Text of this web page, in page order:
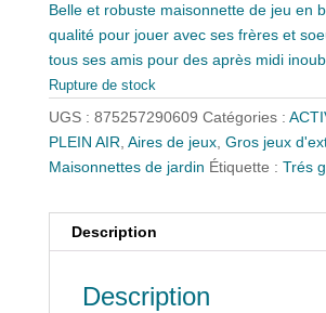
Belle et robuste maisonnette de jeu en
qualité pour jouer avec ses frères et
tous ses amis pour des après midi
Rupture de stock
UGS : 875257290609 Catégories :
PLEIN AIR Aires de jeux, Gros jeux
Maisonnettes de jardin Étiquette : Trés
Description
Description